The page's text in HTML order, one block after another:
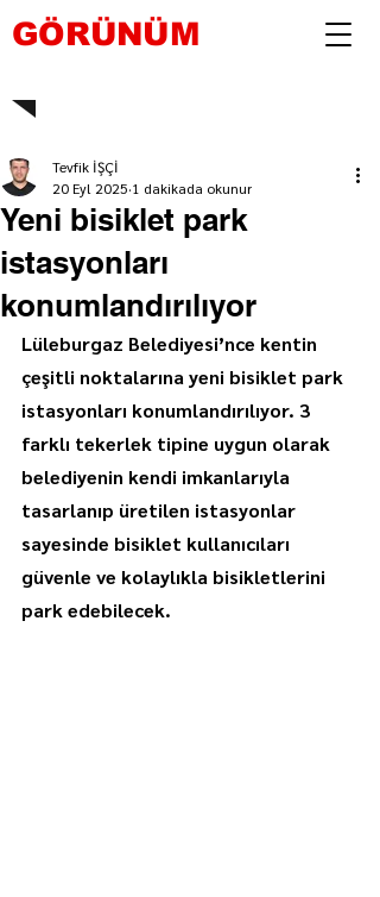
GÖRÜNÜM
Yeni bisiklet park
istasyonları
konumlandırılıyor
Tevfik İŞÇİ
20 Eyl 2025 1 dakikada okunur
Lüleburgaz Belediyesi’nce kentin
çeşitli noktalarına yeni bisiklet park
istasyonları konumlandırılıyor. 3
farklı tekerlek tipine uygun olarak
belediyenin kendi imkanlarıyla
tasarlanıp üretilen istasyonlar
sayesinde bisiklet kullanıcıları
güvenle ve kolaylıkla bisikletlerini
park edebilecek.